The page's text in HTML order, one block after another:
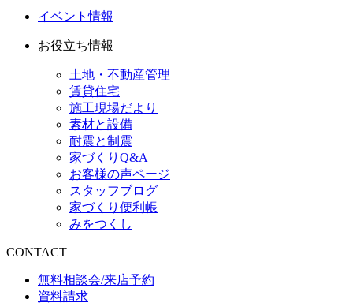
イベント情報
お役立ち情報
土地・不動産管理
賃貸住宅
施工現場だより
素材と設備
耐震と制震
家づくりQ&A
お客様の声ページ
スタッフブログ
家づくり便利帳
みをつくし
CONTACT
無料相談会/来店予約
資料請求